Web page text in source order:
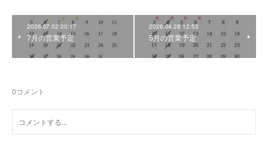
2026.07.02 00:17
7月の営業予定
2026.04.28 12:53
5月の営業予定
0コメント